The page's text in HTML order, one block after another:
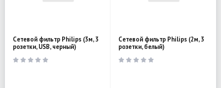
Сетевой фильтр Philips (3м, 3
розетки, USB, черный)
Сетевой фильтр Philips (2м, 3
розетки, белый)